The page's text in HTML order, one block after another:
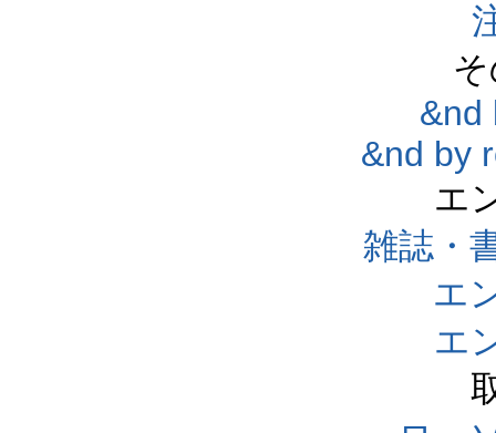
&nd
&nd by
エ
雑誌・
エ
エ